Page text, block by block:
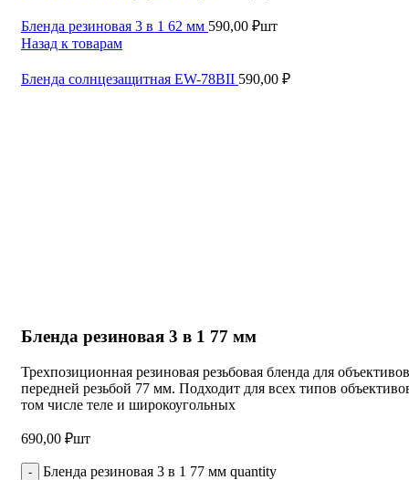
Бленда резиновая 3 в 1 62 мм 590,00 ₽шт
Назад к товарам
Бленда солнцезащитная EW-78BII 590,00 ₽
Бленда резиновая 3 в 1 77 мм
Трехпозиционная резиновая резьбовая бленда для
передней резьбой 77 мм. Подходит для всех типов
том числе теле и широкоугольных
690,00 ₽шт
Бленда резиновая 3 в 1 77 мм quantity